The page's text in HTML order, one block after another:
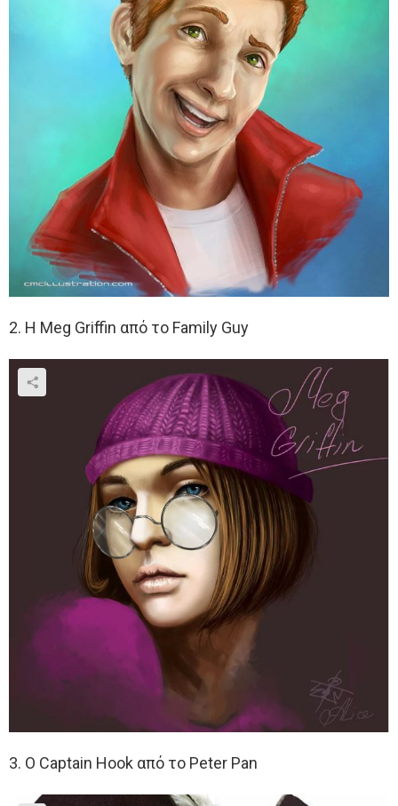
2. Η Meg Griffin από το Family Guy
3. Ο Captain Hook από το Peter Pan